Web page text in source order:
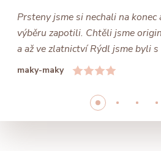
Prsteny jsme si nechali na konec
výběru zapotili. Chtěli jsme
a až ve zlatnictví Rýdl jsme byli
maky-maky